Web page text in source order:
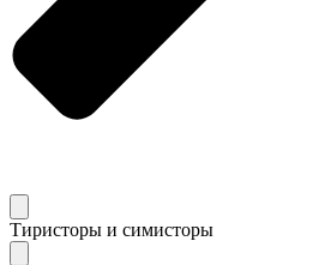
Тиристоры и симисторы